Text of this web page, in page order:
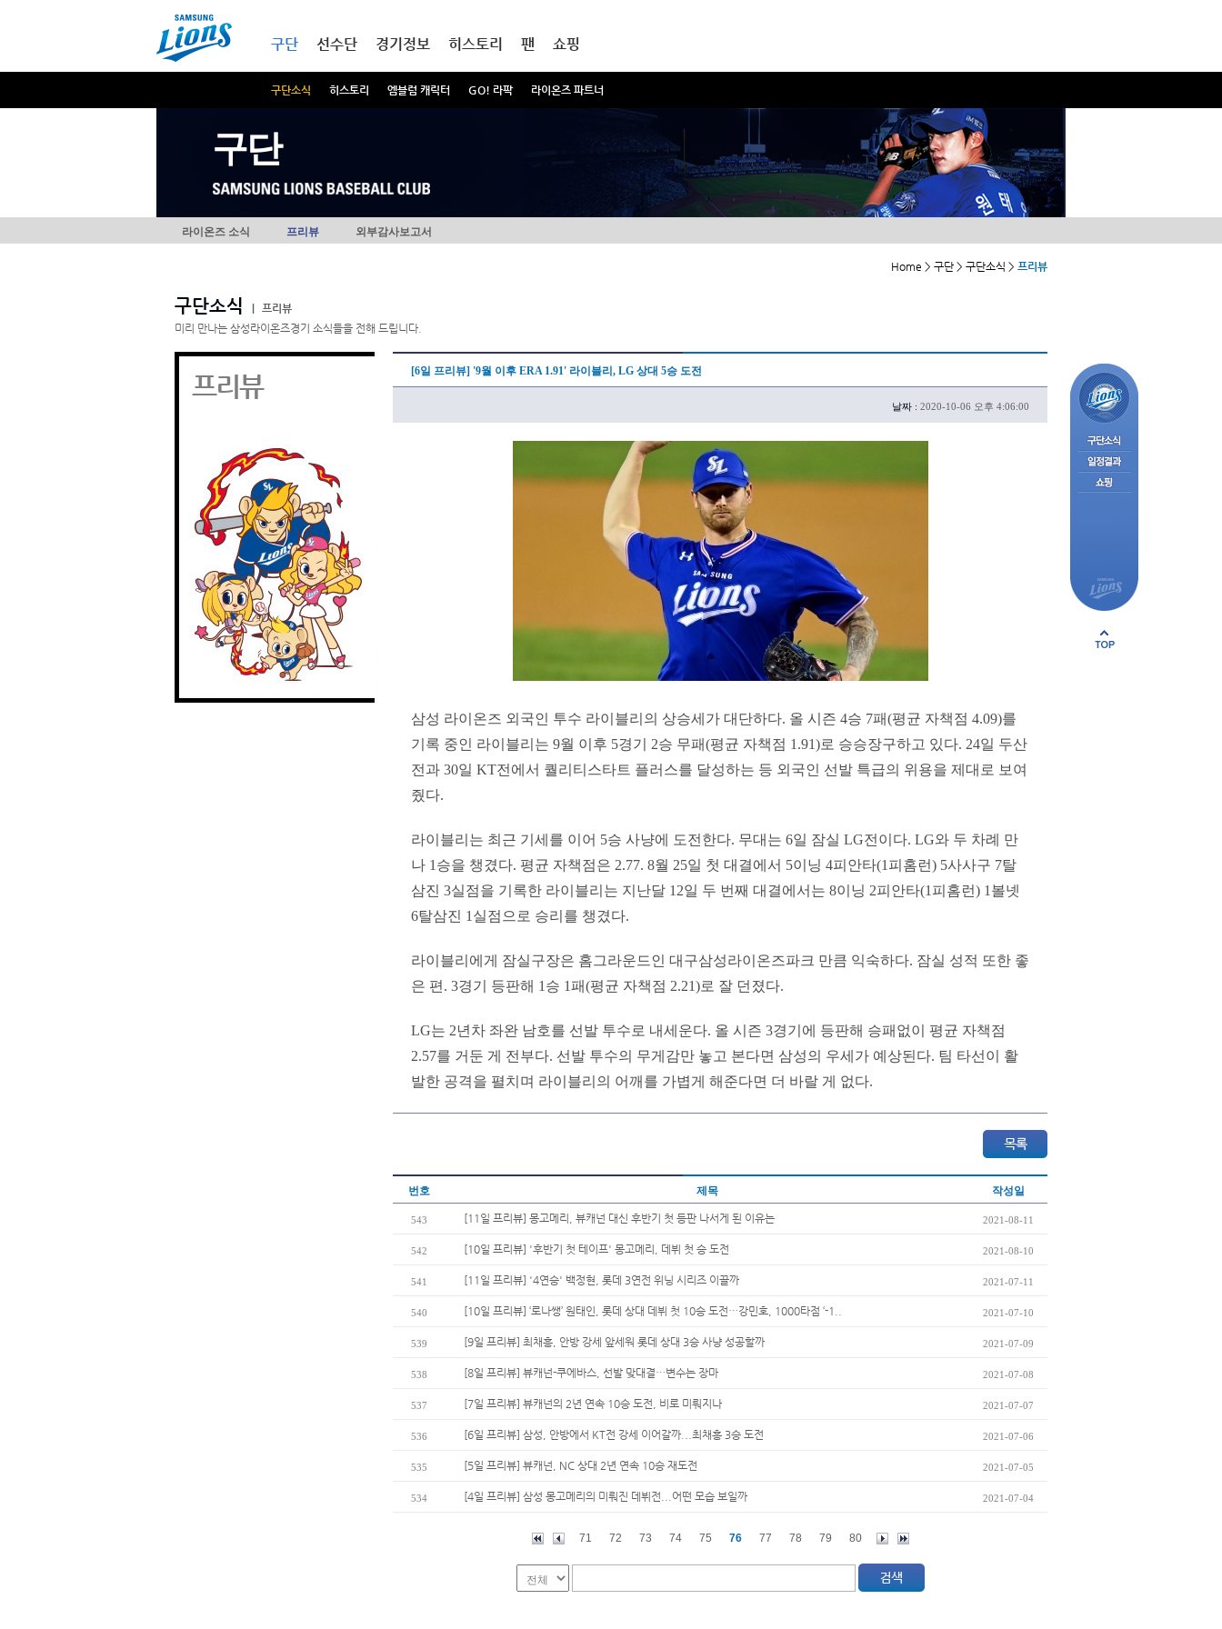
구단
구단소식 히스토리 엠블럼 캐릭터 GO! 라팍 라이온즈 파트너
선수단 경기정보 히스토리 팬 쇼핑
구단
라이온즈 소식 프리뷰 외부감사보고서
Home > 구단 > 구단소식 > 프리뷰
구단소식
프리뷰
미리 만나는 삼성라이온즈경기 소식들을 전해 드립니다.
프리뷰 [6일 프리뷰] '9월 이후 ERA 1.91' 라이블리, LG 상대 5승 도전
날짜 : 2020-10-06 오후 4:06:00
삼성 라이온즈 외국인 투수 라이블리의 상승세가 대단하다. 올 시즌 4승 7패(평균 자책점 4.09)를
기록 중인 라이블리는 9월 이후 5경기 2승 무패(평균 자책점 1.91)로 승승장구하고 있다. 24일 두산
전과 30일 KT전에서 퀄리티스타트 플러스를 달성하는 등 외국인 선발 특급의 위용을 제대로 보여
줬다.
라이블리는 최근 기세를 이어 5승 사냥에 도전한다. 무대는 6일 잠실 LG전이다. LG와 두 차례 만
나 1승을 챙겼다. 평균 자책점은 2.77. 8월 25일 첫 대결에서 5이닝 4피안타(1피홈런) 5사사구 7탈
삼진 3실점을 기록한 라이블리는 지난달 12일 두 번째 대결에서는 8이닝 2피안타(1피홈런) 1볼넷
6탈삼진 1실점으로 승리를 챙겼다.
라이블리에게 잠실구장은 홈그라운드인 대구삼성라이온즈파크 만큼 익숙하다. 잠실 성적 또한 좋
은 편. 3경기 등판해 1승 1패(평균 자책점 2.21)로 잘 던졌다.
LG는 2년차 좌완 남호를 선발 투수로 내세운다. 올 시즌 3경기에 등판해 승패없이 평균 자책점
2.57를 거둔 게 전부다. 선발 투수의 무게감만 놓고 본다면 삼성의 우세가 예상된다. 팀 타선이 활
발한 공격을 펼치며 라이블리의 어깨를 가볍게 해준다면 더 바랄 게 없다.
번호 제목 작성일
543 [11일 프리뷰] 몽고메리, 뷰캐넌 대신 후반기 첫 등판 나서게 된 이유는 2021-08-11
542 [10일 프리뷰] '후반기 첫 테이프' 몽고메리, 데뷔 첫 승 도전 2021-08-10
541 [11일 프리뷰] '4연승' 백정현, 롯데 3연전 위닝 시리즈 이끌까 2021-07-11
540 [10일 프리뷰] ‘로나쌩’ 원태인, 롯데 상대 데뷔 첫 10승 도전…강민호, 1000타점 ‘-1.. 2021-07-10
539 [9일 프리뷰] 최채흥, 안방 강세 앞세워 롯데 상대 3승 사냥 성공할까 2021-07-09
538 [8일 프리뷰] 뷰캐넌-쿠에바스, 선발 맞대결…변수는 장마 2021-07-08
537 [7일 프리뷰] 뷰캐넌의 2년 연속 10승 도전, 비로 미뤄지나 2021-07-07
536 [6일 프리뷰] 삼성, 안방에서 KT전 강세 이어갈까...최채흥 3승 도전 2021-07-06
535 [5일 프리뷰] 뷰캐넌, NC 상대 2년 연속 10승 재도전 2021-07-05
534 [4일 프리뷰] 삼성 몽고메리의 미뤄진 데뷔전...어떤 모습 보일까 2021-07-04
71 72 73 74 75 76 77 78 79 80